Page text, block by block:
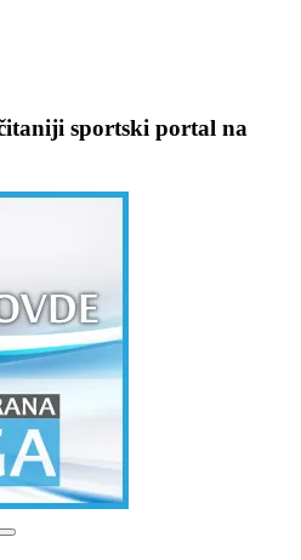
sportski portal na
Search